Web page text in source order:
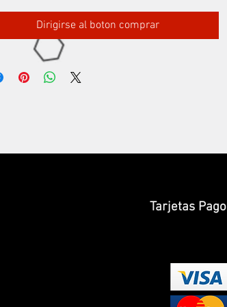
Dirigirse al boton comprar
Tarjetas Pago